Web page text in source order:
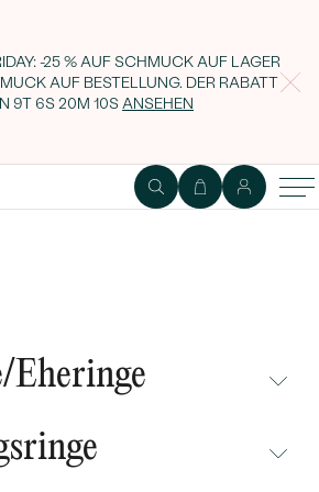
-25 % AUF SCHMUCK AUF LAGER
AUF BESTELLUNG. DER RABATT
9T 6S 20M 9S ANSEHEN
Eheringe
Diamant Ella